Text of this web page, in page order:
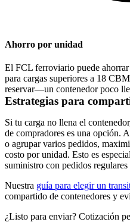
Ahorro por unidad
El FCL ferroviario puede ahorrar
para cargas superiores a 18 CBM
reservar—un contenedor poco
Estrategias para
Si tu carga no llena el
de compradores es una opción.
o agrupar varios pedidos,
costo por unidad. Esto es
suministro con pedidos
Nuestra guía para elegir un
compartido de contenedores y
¿Listo para enviar? Cotización